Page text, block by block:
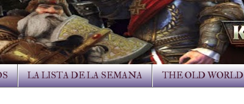
LA LISTA DE LA SEMANA THE OLD WORLD